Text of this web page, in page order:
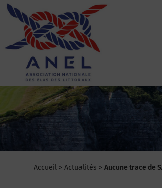
Aller
contenu
ANEL
Accueil > Actualités > Aucune trace de